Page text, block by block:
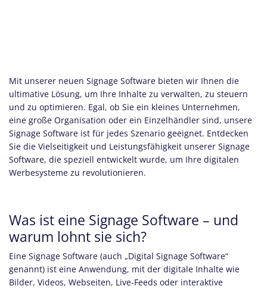
Mit unserer neuen Signage Software bieten wir Ihnen die
ultimative Lösung, um Ihre Inhalte zu verwalten, zu steuern
und zu optimieren. Egal, ob Sie ein kleines Unternehmen,
eine große Organisation oder ein Einzelhändler sind, unsere
Signage Software ist für jedes Szenario geeignet. Entdecken
Sie die Vielseitigkeit und Leistungsfähigkeit unserer Signage
Software, die speziell entwickelt wurde, um Ihre digitalen
Werbesysteme zu revolutionieren.
Was ist eine Signage Software – und
warum lohnt sie sich?
Eine Signage Software (auch „Digital Signage Software“
genannt) ist eine Anwendung, mit der digitale Inhalte wie
Bilder, Videos, Webseiten, Live-Feeds oder interaktive